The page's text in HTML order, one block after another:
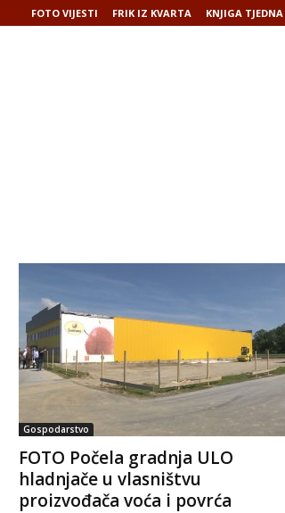
FOTO VIJESTI FRIK IZ KVARTA KNJIGA TJEDNA
Gospodarstvo
FOTO Počela gradnja ULO
hladnjače u vlasništvu
proizvođača voća i povrća